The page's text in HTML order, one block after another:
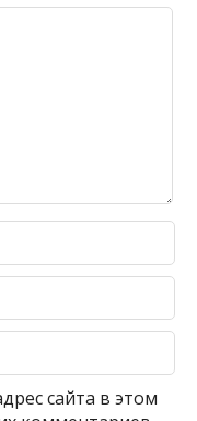
сайта в этом